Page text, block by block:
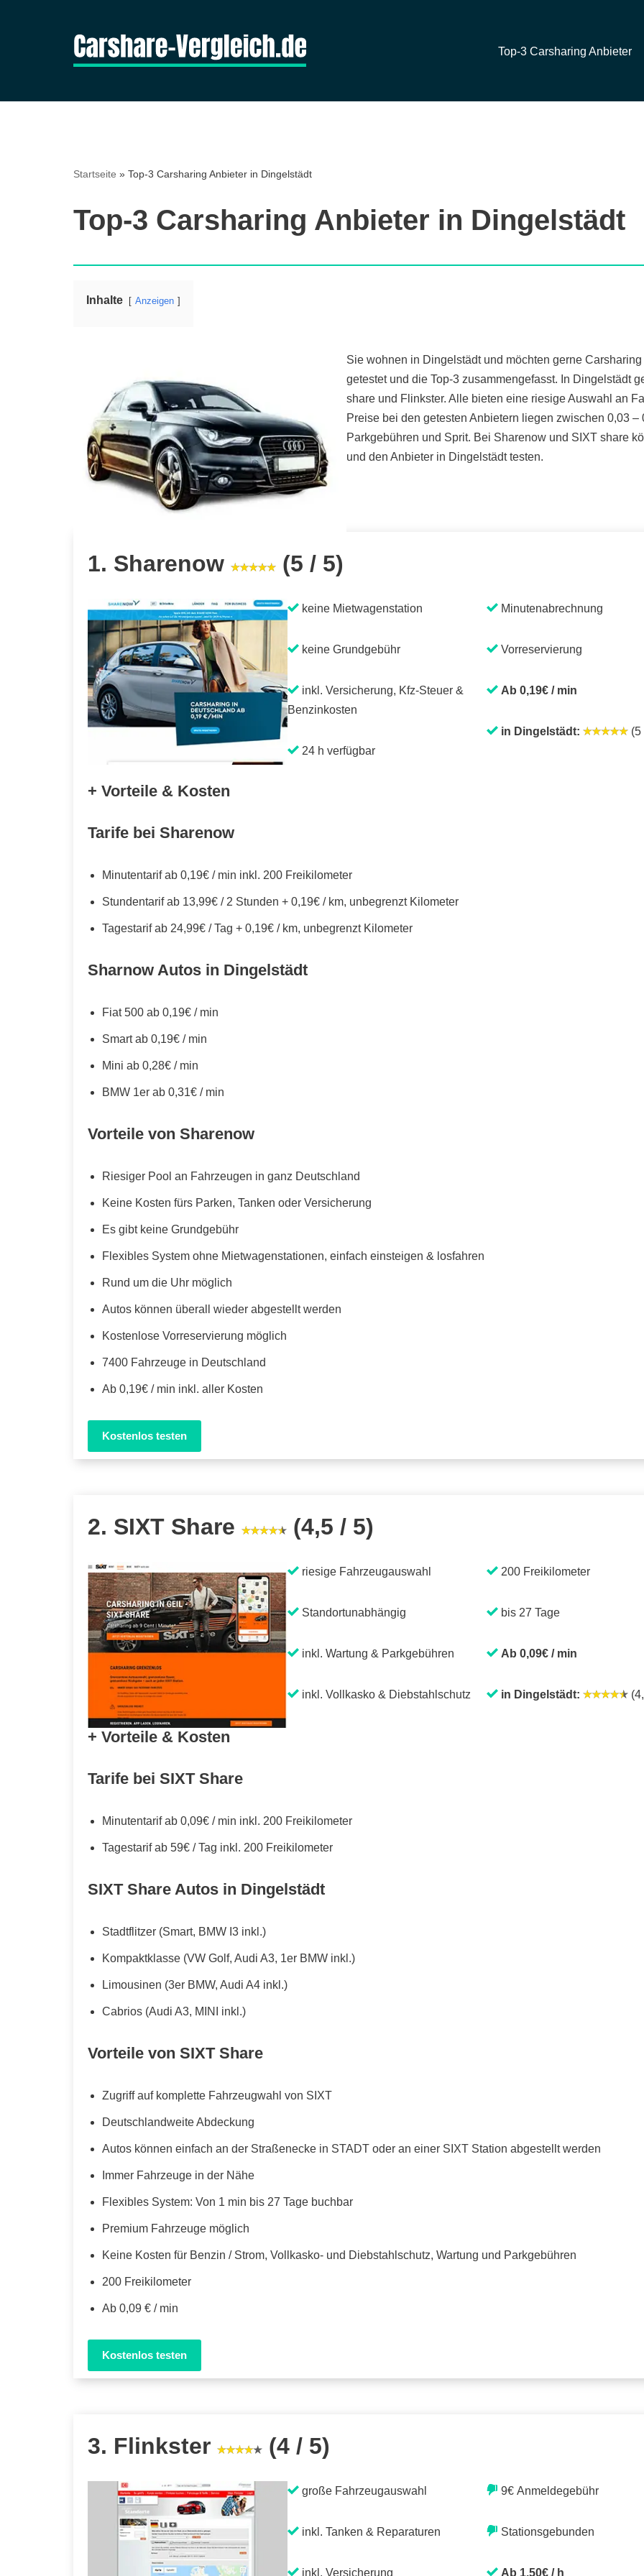
Top-3 Carsharing Anbieter
Startseite » Top-3 Carsharing Anbieter in Dingelstädt
Top-3 Carsharing Anbieter in Dingelstädt
Inhalte Anzeigen
Sie wohnen in Dingelstädt und möchten gerne
getestet und die Top-3 zusammengefasst. In Dingelstädt
share und Flinkster. Alle bieten eine riesige Auswahl an
Preise bei den getesten Anbietern liegen zwischen 0,03
Parkgebühren und Sprit. Bei Sharenow und SIXT share
und den Anbieter in Dingelstädt testen.
1. Sharenow (5 / 5)
keine Mietwagenstation
keine Grundgebühr
inkl. Versicherung, Kfz-Steuer &
Benzinkosten
24 h verfügbar
Minutenabrechnung
Vorreservierung
Ab 0,19€ / min
in Dingelstädt: (5
+ Vorteile & Kosten
Tarife bei Sharenow
Minutentarif ab 0,19€ / min inkl. 200 Freikilometer
Stundentarif ab 13,99€ / 2 Stunden + 0,19€ / km, unbegrenzt Kilometer
Tagestarif ab 24,99€ / Tag + 0,19€ / km, unbegrenzt Kilometer
Sharnow Autos in Dingelstädt
Fiat 500 ab 0,19€ / min
Smart ab 0,19€ / min
Mini ab 0,28€ / min
BMW 1er ab 0,31€ / min
Vorteile von Sharenow
Riesiger Pool an Fahrzeugen in ganz Deutschland
Keine Kosten fürs Parken, Tanken oder Versicherung
Es gibt keine Grundgebühr
Flexibles System ohne Mietwagenstationen, einfach einsteigen & losfahren
Rund um die Uhr möglich
Autos können überall wieder abgestellt werden
Kostenlose Vorreservierung möglich
7400 Fahrzeuge in Deutschland
Ab 0,19€ / min inkl. aller Kosten
Kostenlos testen
2. SIXT Share (4,5 / 5)
riesige Fahrzeugauswahl
Standortunabhängig
inkl. Wartung & Parkgebühren
inkl. Vollkasko & Diebstahlschutz
200 Freikilometer
bis 27 Tage
Ab 0,09€ / min
in Dingelstädt:
+ Vorteile & Kosten
Tarife bei SIXT Share
Minutentarif ab 0,09€ / min inkl. 200 Freikilometer
Tagestarif ab 59€ / Tag inkl. 200 Freikilometer
SIXT Share Autos in Dingelstädt
Stadtflitzer (Smart, BMW I3 inkl.)
Kompaktklasse (VW Golf, Audi A3, 1er BMW inkl.)
Limousinen (3er BMW, Audi A4 inkl.)
Cabrios (Audi A3, MINI inkl.)
Vorteile von SIXT Share
Zugriff auf komplette Fahrzeugwahl von SIXT
Deutschlandweite Abdeckung
Autos können einfach an der Straßenecke in STADT oder an einer SIXT Station abgestellt werden
Immer Fahrzeuge in der Nähe
Flexibles System: Von 1 min bis 27 Tage buchbar
Premium Fahrzeuge möglich
Keine Kosten für Benzin / Strom, Vollkasko- und Diebstahlschutz, Wartung und Parkgebühren
200 Freikilometer
Ab 0,09 € / min
Kostenlos testen
3. Flinkster (4 / 5)
große Fahrzeugauswahl
inkl. Tanken & Reparaturen
inkl. Versicherung
9€ Anmeldegebühr
Stationsgebunden
Ab 1,50€ / h